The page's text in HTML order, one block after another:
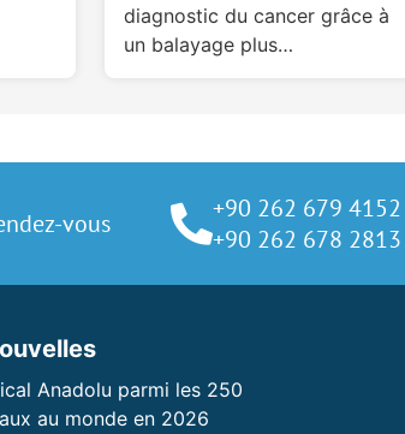
diagnostic du cancer grâce à
un balayage plus…
vous
+90 262 679 4152
+90 262 678 2813
Anadolu parmi les 250
au monde en 2026